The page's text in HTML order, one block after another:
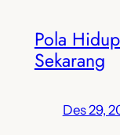
Pola
Sekarang
Des 29,